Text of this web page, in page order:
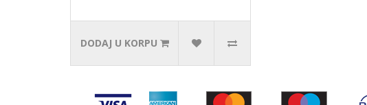
DODAJ U KORPU